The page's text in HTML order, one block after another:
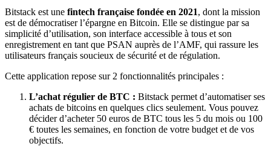
Bitstack est une fintech française fondée en 2021, dont la mission
est de démocratiser l’épargne en Bitcoin. Elle se distingue par sa
simplicité d’utilisation, son interface accessible à tous et son
enregistrement en tant que PSAN auprès de l’AMF, qui rassure les
utilisateurs français soucieux de sécurité et de régulation.
Cette application repose sur 2 fonctionnalités principales :
L’achat régulier de BTC : Bitstack permet d’automatiser ses
achats de bitcoins en quelques clics seulement. Vous pouvez
décider d’acheter 50 euros de BTC tous les 5 du mois ou 100
€ toutes les semaines, en fonction de votre budget et de vos
objectifs.